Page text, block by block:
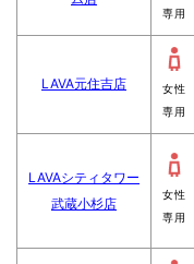
専用
LAVA元住吉店
女性
専用
LAVAシティタワー
武蔵小杉店
女性
専用